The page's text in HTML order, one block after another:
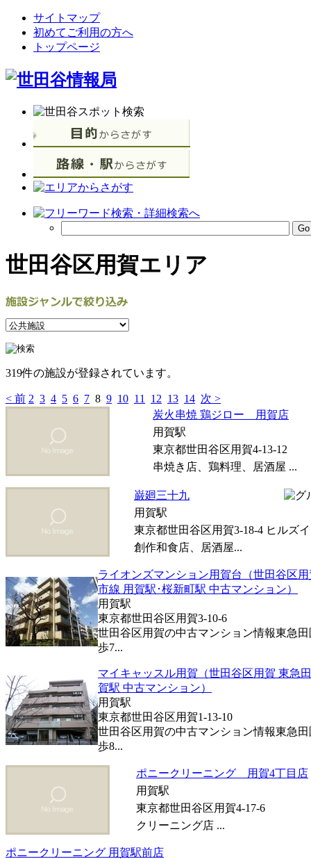
サイトマップ
初めてご利用の方へ
トップページ
世田谷区用賀エリア
319件の施設が登録されています。
< 前 2 3 4 5 6 7 8 9 10 11 12 13 14 次 >
炭火串焼 鶏ジロー 用賀店
用賀駅
東京都世田谷区用賀4-13-12
串焼き店、鶏料理、居酒屋 ...
巌廻三十九
用賀駅
東京都世田谷区用賀3-18-4 ヒルズ
創作和食店、居酒屋...
ライオンズマンション用賀台（世田谷区
市線 用賀駅･桜新町駅 中古マンション）
用賀駅
東京都世田谷区用賀3-10-6
世田谷区用賀の中古マンション情報東急
歩7...
マイキャッスル用賀（世田谷区用賀 東急
賀駅 中古マンション）
用賀駅
東京都世田谷区用賀1-13-10
世田谷区用賀の中古マンション情報東急
歩8...
ポニークリーニング 用賀4丁目店
用賀駅
東京都世田谷区用賀4-17-6
クリーニング店 ...
ポニークリーニング 用賀駅前店